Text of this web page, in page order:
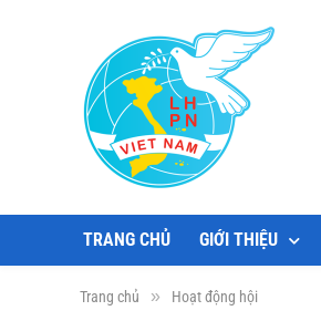
TRANG CHỦ GIỚI THIỆU
Trang chủ » Hoạt động hội